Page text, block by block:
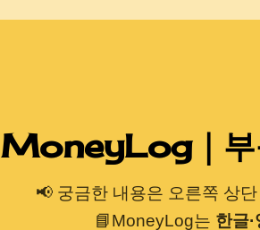
기본 콘텐
MoneyLog｜부
📢 궁금한 내용은 오른쪽 상단
📘MoneyLog는 한글